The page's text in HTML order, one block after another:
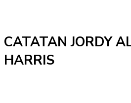
CATATAN JORDY
HARRIS